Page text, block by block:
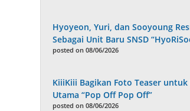
Hyoyeon, Yuri, dan Sooyoung
Sebagai Unit Baru SNSD
posted on 08/06/2026
KiiiKiii Bagikan Foto Teaser untuk
Utama “Pop Off Pop Off”
posted on 08/06/2026